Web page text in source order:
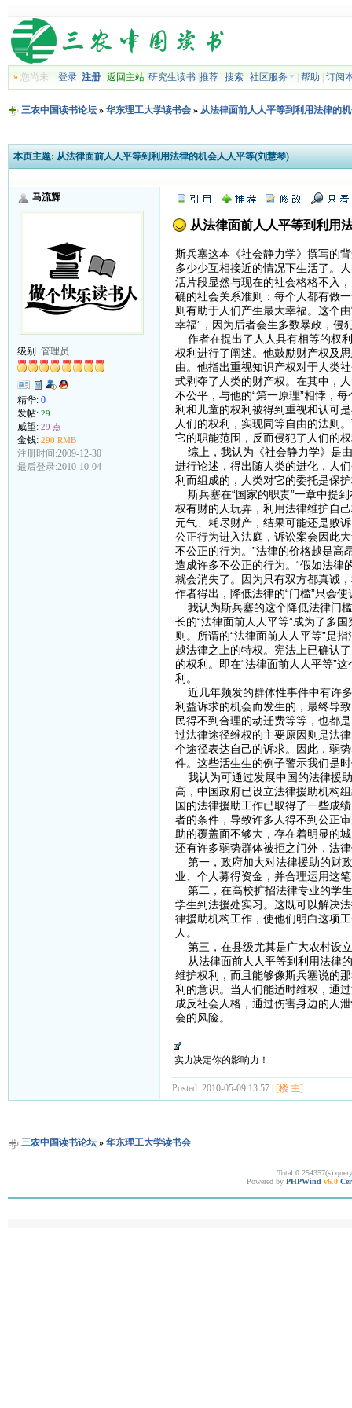
»您尚未 登录 注册| 返回主站| 研究生读书| 推荐| 搜索| 社区服务 帮助 订阅
三农中国读书论坛» 华东理工大学读书会» 从法律面前人人平等到利用法律的
本页主题: 从法律面前人人平等到利用法律的机会人人平等(刘慧琴)
马流辉
级别: 管理员
精华: 0
发帖: 29
威望: 29 点
金钱: 290 RMB
注册时间:2009-12-30
最后登录:2010-10-04
从法律面前人人平等到利用
斯兵塞这本《社会静力学》撰写的
多少少互相接近的情况下生活了。
活片段显然与现在的社会格格不入
确的社会关系准则：每个人都有做
则有助于人们产生最大幸福。这个
幸福”，因为后者会生多数暴政，侵
作者在提出了人人具有相等的权
权利进行了阐述。他鼓励财产权及
由。他指出重视知识产权对于人类
式剥夺了人类的财产权。在其中，
不公平，与他的“第一原理”相悖，
利和儿童的权利被得到重视和认可
人们的权利，实现同等自由的法则
它的职能范围，反而侵犯了人们的
综上，我认为《社会静力学》是
进行论述，得出随人类的进化，人
利而组成的，人类对它的委托是保
斯兵塞在“国家的职责”一章中提
权有财的人玩弄，利用法律维护自
元气、耗尽财产，结果可能还是败
公正行为进入法庭，诉讼案会因此
不公正的行为。”法律的价格越是高
造成许多不公正的行为。“假如法律
就会消失了。因为只有双方都真诚
作者得出，降低法律的“门槛”只会
我认为斯兵塞的这个降低法律门
长的“法律面前人人平等”成为了多
则。所谓的“法律面前人人平等”是
越法律之上的特权。宪法上已确认
的权利。即在“法律面前人人平等”
利。
近几年频发的群体性事件中有许
利益诉求的机会而发生的，最终导
民得不到合理的动迁费等等，也都
过法律途径维权的主要原因则是法
个途径表达自己的诉求。因此，弱
件。这些活生生的例子警示我们是
我认为可通过发展中国的法律援
高，中国政府已设立法律援助机构
国的法律援助工作已取得了一些成
者的条件，导致许多人得不到公正
助的覆盖面不够大，存在着明显的
还有许多弱势群体被拒之门外，法
第一，政府加大对法律援助的财
业、个人募得资金，并合理运用这
第二，在高校扩招法律专业的学
学生到法援处实习。这既可以解决
律援助机构工作，使他们明白这项
人。
第三，在县级尤其是广大农村设
从法律面前人人平等到利用法律
维护权利，而且能够像斯兵塞说的
利的意识。当人们能适时维权，通
成反社会人格，通过伤害身边的人
会的风险。
实力决定你的影响力！
Posted: 2010-05-09 13:57 | [楼 主]
三农中国读书论坛» 华东理工大学读书会
Total 0.254357(s)
Powered by PHPWind v6.0